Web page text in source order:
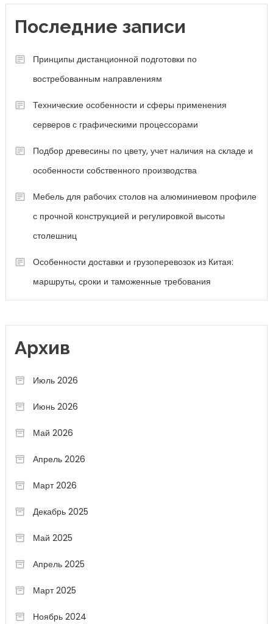
Последние записи
Принципы дистанционной подготовки по
востребованным направлениям
Технические особенности и сферы применения
серверов с графическими процессорами
Подбор древесины по цвету, учет наличия на складе и
особенности собственного производства
Мебель для рабочих столов на алюминиевом профиле
с прочной конструкцией и регулировкой высоты
столешниц
Особенности доставки и грузоперевозок из Китая:
маршруты, сроки и таможенные требования
Архив
Июль 2026
Июнь 2026
Май 2026
Апрель 2026
Март 2026
Декабрь 2025
Май 2025
Апрель 2025
Март 2025
Ноябрь 2024